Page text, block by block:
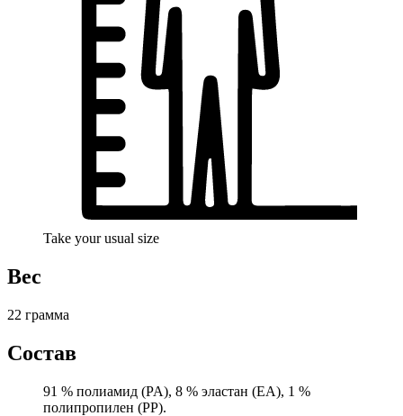
Take your usual size
Вес
22 грамма
Состав
91 % полиамид (PA), 8 % эластан (EA), 1 %
полипропилен (PP).